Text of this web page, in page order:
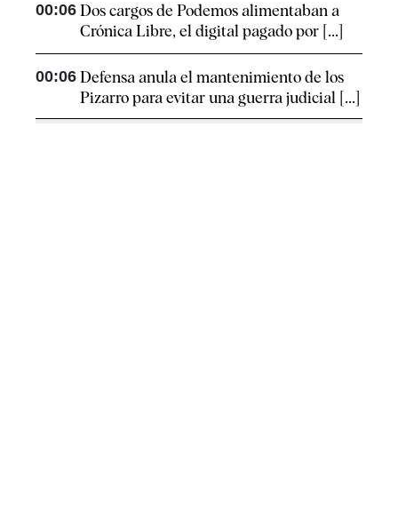
00:06 Dos cargos de Podemos alimentaban a
Crónica Libre, el digital pagado por [...]
00:06 Defensa anula el mantenimiento de los
Pizarro para evitar una guerra judicial [...]